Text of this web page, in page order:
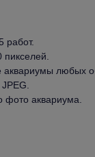
работ.
аквариумы любых
фото аквариума.